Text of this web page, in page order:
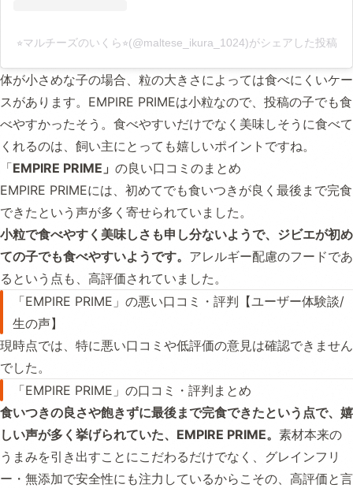
⭐︎マルチーズのいくら⭐︎(@maltese_ikura_1024)がシェアした投稿
体が小さめな子の場合、粒の大きさによっては食べにくいケー
スがあります。EMPIRE PRIMEは小粒なので、投稿の子でも食
べやすかったそう。食べやすいだけでなく美味しそうに食べて
くれるのは、飼い主にとっても嬉しいポイントですね。
「EMPIRE PRIME」 の良い口コミのまとめ
EMPIRE PRIMEには、初めてでも食いつきが良く最後まで完食
できたという声が多く寄せられていました。
小粒で食べやすく美味しさも申し分ないようで、ジビエが初め
ての子でも食べやすいようです。 アレルギー配慮のフードであ
るという点も、高評価されていました。
「EMPIRE PRIME」の悪い口コミ・評判【ユーザー体験談/
生の声】
現時点では、特に悪い口コミや低評価の意見は確認できません
でした。
「EMPIRE PRIME」の口コミ・評判まとめ
食いつきの良さや飽きずに最後まで完食できたという点で、嬉
しい声が多く挙げられていた、EMPIRE PRIME。 素材本来の
うまみを引き出すことにこだわるだけでなく、グレインフリ
ー・無添加で安全性にも注力しているからこその、高評価と言